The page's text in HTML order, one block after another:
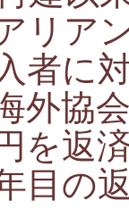
リア
者に
外協
を返
目の